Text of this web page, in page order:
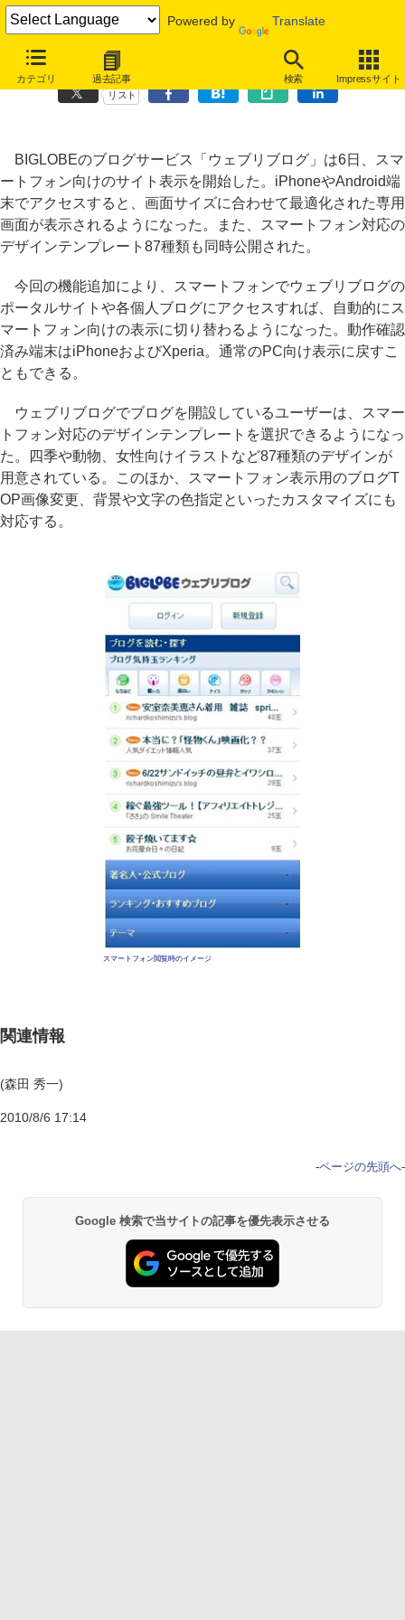
Powered by Translate
カテゴリ 過去記事 検索 Impressサイト
ウェブリブログがスマートフォン表示に最適化、テンプレートも
リスト
BIGLOBEのブログサービス「ウェブリブログ」は6日、スマ
ートフォン向けのサイト表示を開始した。iPhoneやAndroid端
末でアクセスすると、画面サイズに合わせて最適化された専用
画面が表示されるようになった。また、スマートフォン対応の
デザインテンプレート87種類も同時公開された。
今回の機能追加により、スマートフォンでウェブリブログの
ポータルサイトや各個人ブログにアクセスすれば、自動的にス
マートフォン向けの表示に切り替わるようになった。動作確認
済み端末はiPhoneおよびXperia。通常のPC向け表示に戻すこ
ともできる。
ウェブリブログでブログを開設しているユーザーは、スマー
トフォン対応のデザインテンプレートを選択できるようになっ
た。四季や動物、女性向けイラストなど87種類のデザインが
用意されている。このほか、スマートフォン表示用のブログT
OP画像変更、背景や文字の色指定といったカスタマイズにも
対応する。
スマートフォン閲覧時のイメージ
関連情報
(森田 秀一)
2010/8/6 17:14
-ページの先頭へ-
Google 検索で当サイトの記事を優先表示させる